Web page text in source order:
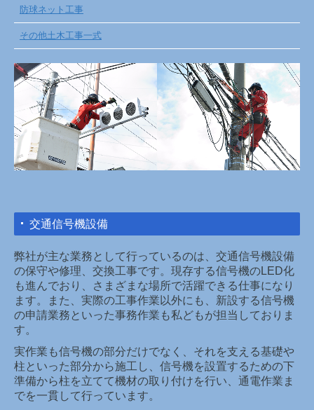
防球ネット工事
その他土木工事一式
交通信号機設備
弊社が主な業務として行っているのは、交通信号機設備
の保守や修理、交換工事です。現存する信号機のLED化
も進んでおり、さまざまな場所で活躍できる仕事になり
ます。また、実際の工事作業以外にも、新設する信号機
の申請業務といった事務作業も私どもが担当しておりま
す。
実作業も信号機の部分だけでなく、それを支える基礎や
柱といった部分から施工し、信号機を設置するための下
準備から柱を立てて機材の取り付けを行い、通電作業ま
でを一貫して行っています。